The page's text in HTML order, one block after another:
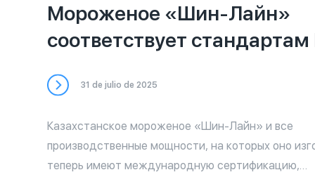
может отсутствовать знак «Халяль», поэтому
в соответствии стандартам исламского питания
сверяться с официальным списком.
Мороженое «Шин-Лайн»
соответствует стандартам
31 de julio de 2025
Казахстанское мороженое «Шин-Лайн» и все
производственные мощности, на которых оно
теперь имеют международную сертификацию,